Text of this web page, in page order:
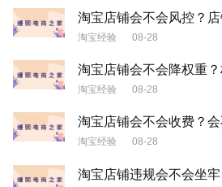
淘宝店铺会不会风控？
淘宝经验 08-28
淘宝店铺会不会降权重
淘宝经验 08-28
淘宝店铺会不会收费？
淘宝经验 08-28
淘宝店铺违规会不会坐